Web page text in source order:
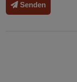
Senden